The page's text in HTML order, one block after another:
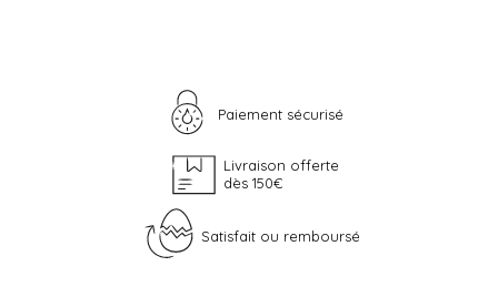
Paiement sécurisé
Livraison offerte
dès 150€
Satisfait ou remboursé